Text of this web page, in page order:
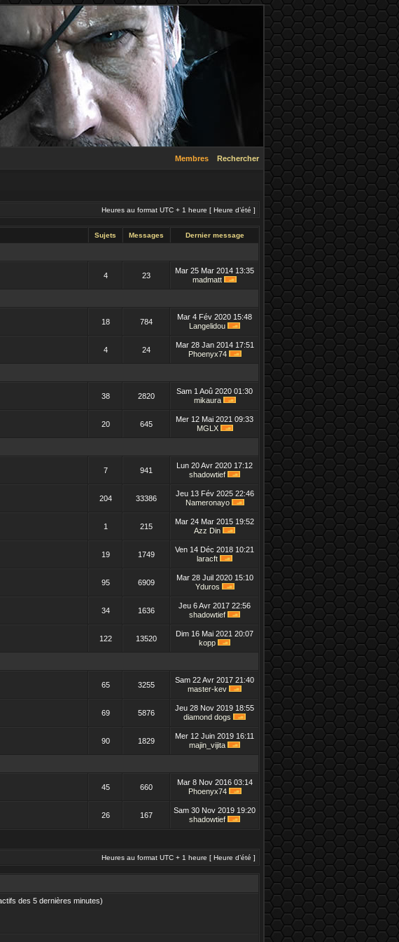
Rechercher
Membres
Heures au format UTC + 1 heure [ Heure d’été ]
Sujets Messages Dernier message
4 23
Mar 25 Mar 2014 13:35
madmatt
18 784
Mar 4 Fév 2020 15:48
Langelidou
4 24
Mar 28 Jan 2014 17:51
Phoenyx74
38 2820
Sam 1 Aoû 2020 01:30
mikaura
20 645
Mer 12 Mai 2021 09:33
MGLX
7 941
Lun 20 Avr 2020 17:12
shadowtief
204 33386
Jeu 13 Fév 2025 22:46
Nameronayo
1 215
Mar 24 Mar 2015 19:52
Azz Din
19 1749
Ven 14 Déc 2018 10:21
laracft
95 6909
Mar 28 Juil 2020 15:10
Yduros
34 1636
Jeu 6 Avr 2017 22:56
shadowtief
122 13520
Dim 16 Mai 2021 20:07
kopp
65 3255
Sam 22 Avr 2017 21:40
master-kev
69 5876
Jeu 28 Nov 2019 18:55
diamond dogs
90 1829
Mer 12 Juin 2019 16:11
majin_vijita
45 660
Mar 8 Nov 2016 03:14
Phoenyx74
26 167
Sam 30 Nov 2019 19:20
shadowtief
Heures au format UTC + 1 heure [ Heure d’été ]
des 5 dernières minutes)